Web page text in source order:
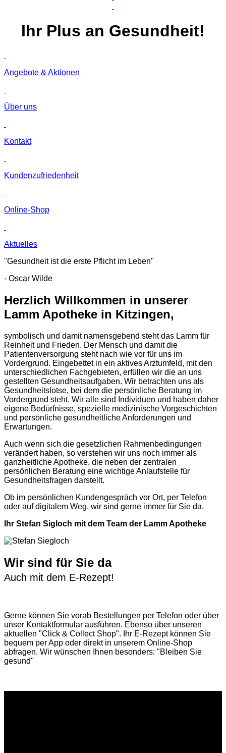
Ihr Plus an Gesundheit!
Angebote & Aktionen
Über uns
Kontakt
Kunden­zufriedenheit
Online-Shop
Aktuelles
"Gesundheit ist die erste Pflicht im Leben"
- Oscar Wilde
Herzlich Willkommen in unserer
Lamm Apotheke in Kitzingen,
symbolisch und damit namensgebend steht das Lamm für
Reinheit und Frieden. Der Mensch und damit die
Patientenversorgung steht nach wie vor für uns im
Vordergrund. Eingebettet in ein aktives Arztumfeld, mit den
unterschiedlichen Fachgebieten, erfüllen wir die an uns
gestellten Gesundheitsaufgaben. Wir betrachten uns als
Gesundheitslotse, bei dem die persönliche Beratung im
Vordergrund steht. Wir alle sind Individuen und haben daher
eigene Bedürfnisse, spezielle medizinische Vorgeschichten
und persönliche gesundheitliche Anforderungen und
Erwartungen.
Auch wenn sich die gesetzlichen Rahmenbedingungen
verändert haben, so verstehen wir uns noch immer als
ganzheitliche Apotheke, die neben der zentralen
persönlichen Beratung eine wichtige Anlaufstelle für
Gesundheitsfragen darstellt.
Ob im persönlichen Kundengespräch vor Ort, per Telefon
oder auf digitalem Weg, wir sind gerne immer für Sie da.
Ihr Stefan Sigloch mit dem Team der Lamm Apotheke
Wir sind für Sie da
Auch mit dem E-Rezept!
Gerne können Sie vorab Bestellungen per Telefon oder über
unser Kontaktformular ausführen. Ebenso über unseren
aktuellen "Click & Collect Shop". Ihr E-Rezept können Sie
bequem per App oder direkt in unserem Online-Shop
abfragen. Wir wünschen Ihnen besonders: "Bleiben Sie
gesund"